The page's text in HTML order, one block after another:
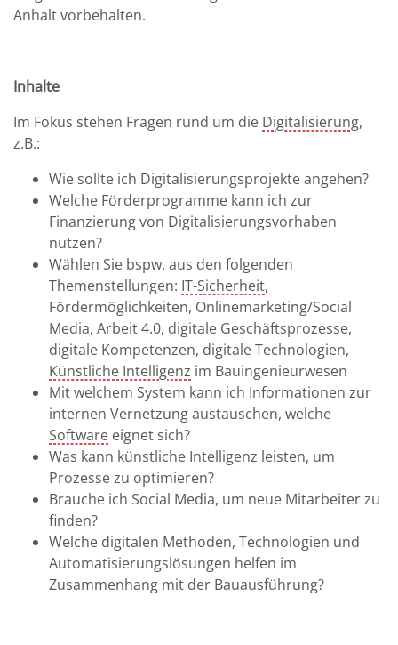
Anhalt vorbehalten.
Inhalte
Im Fokus stehen Fragen rund um die Digitalisierung,
z.B.:
Wie sollte ich Digitalisierungsprojekte angehen?
Welche Förderprogramme kann ich zur
Finanzierung von Digitalisierungsvorhaben
nutzen?
Wählen Sie bspw. aus den folgenden
Themenstellungen: IT-Sicherheit,
Fördermöglichkeiten, Onlinemarketing/Social
Media, Arbeit 4.0, digitale Geschäftsprozesse,
digitale Kompetenzen, digitale Technologien,
Künstliche Intelligenz im Bauingenieurwesen
Mit welchem System kann ich Informationen zur
internen Vernetzung austauschen, welche
Software eignet sich?
Was kann künstliche Intelligenz leisten, um
Prozesse zu optimieren?
Brauche ich Social Media, um neue Mitarbeiter zu
finden?
Welche digitalen Methoden, Technologien und
Automatisierungslösungen helfen im
Zusammenhang mit der Bauausführung?